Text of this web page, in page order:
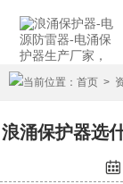
当前位置： 首页 >
浪涌保护器选